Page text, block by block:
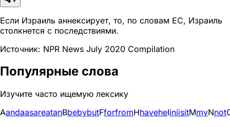
Если Израиль аннексирует, то, по словам ЕС, Израиль
столкнется с последствиями.
Источник: NPR News July 2020 Compilation
Популярные слова
Изучите часто ищемую лексику
AandaasareatanBbebybutFforfromHhaveheIiniisitMmyNnot